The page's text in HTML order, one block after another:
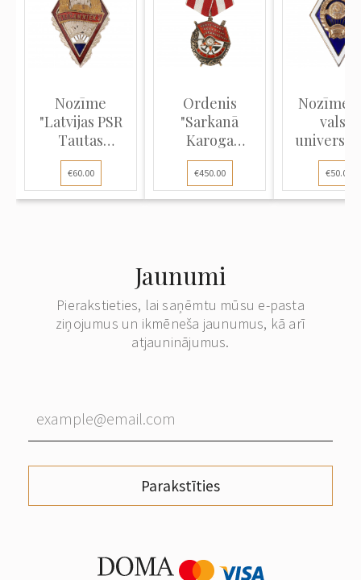
Nozīme
"Latvijas PSR
Tautas
Izglītības
Darba...
€60.00
Ordenis
"Sarkanā
Karoga
ordenis"
€450.00
Nozīme
valsts
€50.00
Jaunumi
Pierakstieties, lai saņēmtu mūsu e-pasta
ziņojumus un ikmēneša jaunumus, kā arī
atjauninājumus.
Parakstīties